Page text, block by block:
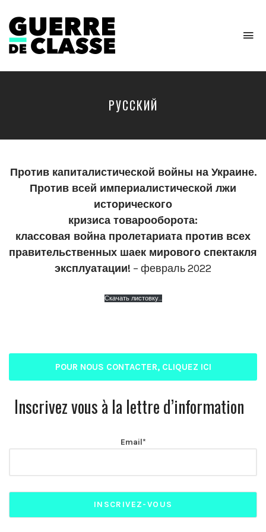
de
PУССКИЙ
Против капиталистической войны на Украине.
Против всей империалистической лжи
исторического
кризиса товарооборота:
классовая война пролетариата против всех
правительственных шаек мирового спектакля
эксплуатации! – февраль 2022
Скачать листовку…
POUR NOUS CONTACTER, CLIQUEZ ICI
Inscrivez vous à la lettre d’information
Email*